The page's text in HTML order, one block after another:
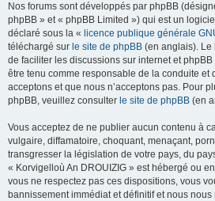
Nos forums sont développés par phpBB
phpBB » et « phpBB Limited ») qui est un
déclaré sous la « licence publique générale
téléchargé sur le site de phpBB (en anglais). Le
de faciliter les discussions sur internet et
être tenu comme responsable de la conduite et
acceptons et que nous n’acceptons pas. Pour
phpBB, veuillez consulter le site de phpBB (en
Vous acceptez de ne publier aucun contenu à
vulgaire, diffamatoire, choquant, menaçant,
transgresser la législation de votre pays, du
« Korvigelloù An DROUIZIG » est hébergé ou
vous ne respectez pas ces dispositions, vous
bannissement immédiat et définitif et nous nous